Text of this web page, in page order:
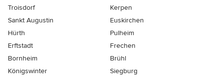
Troisdorf
Kerpen
Sankt Augustin
Euskirchen
Hürth
Pulheim
Erftstadt
Frechen
Bornheim
Brühl
Königswinter
Siegburg